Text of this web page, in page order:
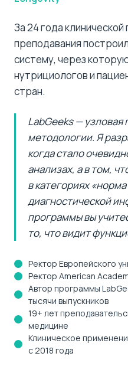
За 24 года клинической
преподавания
систему, через
нутрициологов и
стран.
LabGeeks —
методологии. Я
когда стало
анализах, а в том,
в категориях
диагностической
программы вы
то, что видит
Ректор Европейского
Ректор American
Автор программы
тысячи выпускников
19+ лет
медицине
Клиническое
с 2018 года